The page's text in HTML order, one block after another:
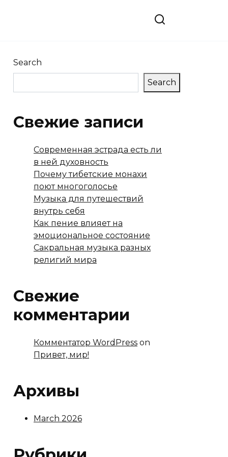
Search
Search
Свежие записи
Современная эстрада есть ли
в ней духовность
Почему тибетские монахи
поют многоголосье
Музыка для путешествий
внутрь себя
Как пение влияет на
эмоциональное состояние
Сакральная музыка разных
религий мира
Свежие
комментарии
Комментатор WordPress on
Привет, мир!
Архивы
March 2026